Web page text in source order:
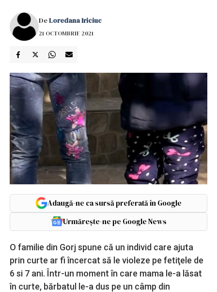
DeLoredana Iriciuc
21 OCTOMBRIE 2021
Adaugă-ne ca sursă preferată în Google
Urmărește-ne pe Google News
O familie din Gorj spune că un individ care ajuta
prin curte ar fi încercat să le violeze pe fetiţele de
6 si 7 ani. Într-un moment în care mama le-a lăsat
în curte, bărbatul le-a dus pe un câmp din